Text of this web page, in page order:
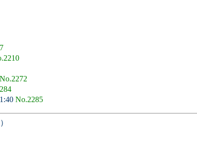
No.2272
No.2285